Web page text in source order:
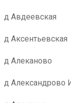
д Авдеевская
д Аксентьевская
д Алеканово
д Александрово